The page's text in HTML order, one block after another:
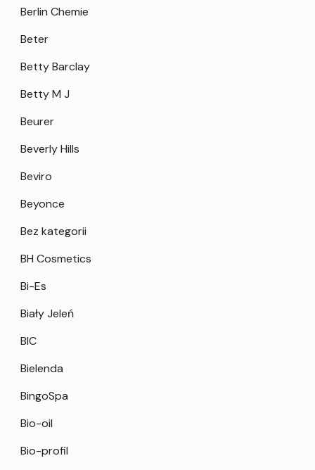
Berlin Chemie
Beter
Betty Barclay
Betty M J
Beurer
Beverly Hills
Beviro
Beyonce
Bez kategorii
BH Cosmetics
Bi-Es
Biały Jeleń
BIC
Bielenda
BingoSpa
Bio-oil
Bio-profil